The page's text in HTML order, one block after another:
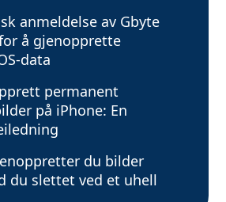
anmeldelse av Gbyte
å gjenopprette
data
permanent
på iPhone: En
du bilder
du slettet ved et uhell